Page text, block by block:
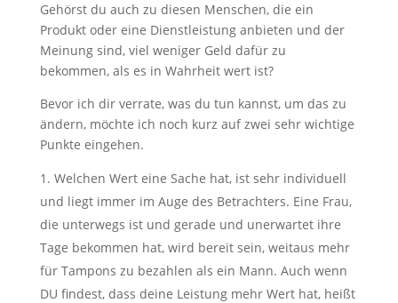
Gehörst du auch zu diesen Menschen, die ein
Produkt oder eine Dienstleistung anbieten und der
Meinung sind, viel weniger Geld dafür zu
bekommen, als es in Wahrheit wert ist?
Bevor ich dir verrate, was du tun kannst, um das zu
ändern, möchte ich noch kurz auf zwei sehr wichtige
Punkte eingehen.
Welchen Wert eine Sache hat, ist sehr individuell
und liegt immer im Auge des Betrachters. Eine Frau,
die unterwegs ist und gerade und unerwartet ihre
Tage bekommen hat, wird bereit sein, weitaus mehr
für Tampons zu bezahlen als ein Mann. Auch wenn
DU findest, dass deine Leistung mehr Wert hat, heißt